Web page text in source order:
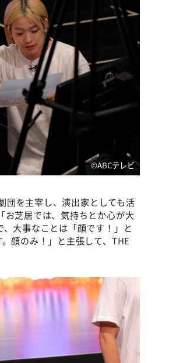
©️ABCテレビ
団を主宰し、演出家としても活
お芝居では、気持ちとか心が大
大事なことは「顔です！」と
顔のみ！」と主張して、THE